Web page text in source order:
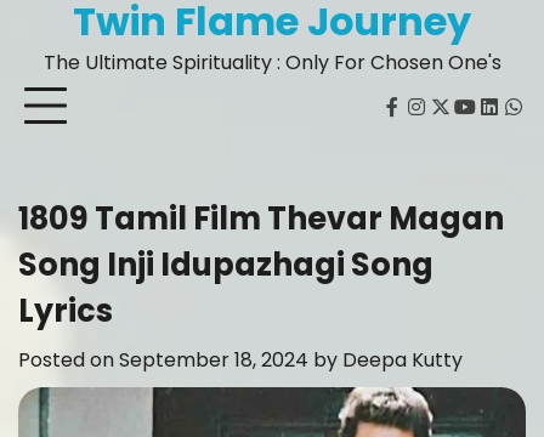
content
Twin Flame Journey
The Ultimate Spirituality : Only For Chosen One's
facebook
instagram
twitter
youtube
1809 Tamil Film Thevar Magan
Song Inji Idupazhagi Song
Lyrics
Posted onSeptember 18, 2024 by Deepa Kutty